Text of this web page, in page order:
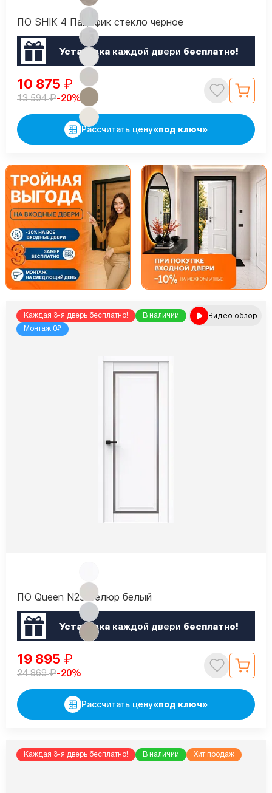
ПО SHIK 4 Пацифик стекло черное
Установкакаждой двери бесплатно!
10 875 ₽
13 594₽-20%
Рассчитать цену«под ключ»
Каждая 3-я дверь бесплатно!
В наличии
Монтаж 0₽
Видео обзор
ПО Queen N23 Велюр белый
Установкакаждой двери бесплатно!
19 895 ₽
24 869₽-20%
Рассчитать цену«под ключ»
Каждая 3-я дверь бесплатно! В наличии Хит продаж